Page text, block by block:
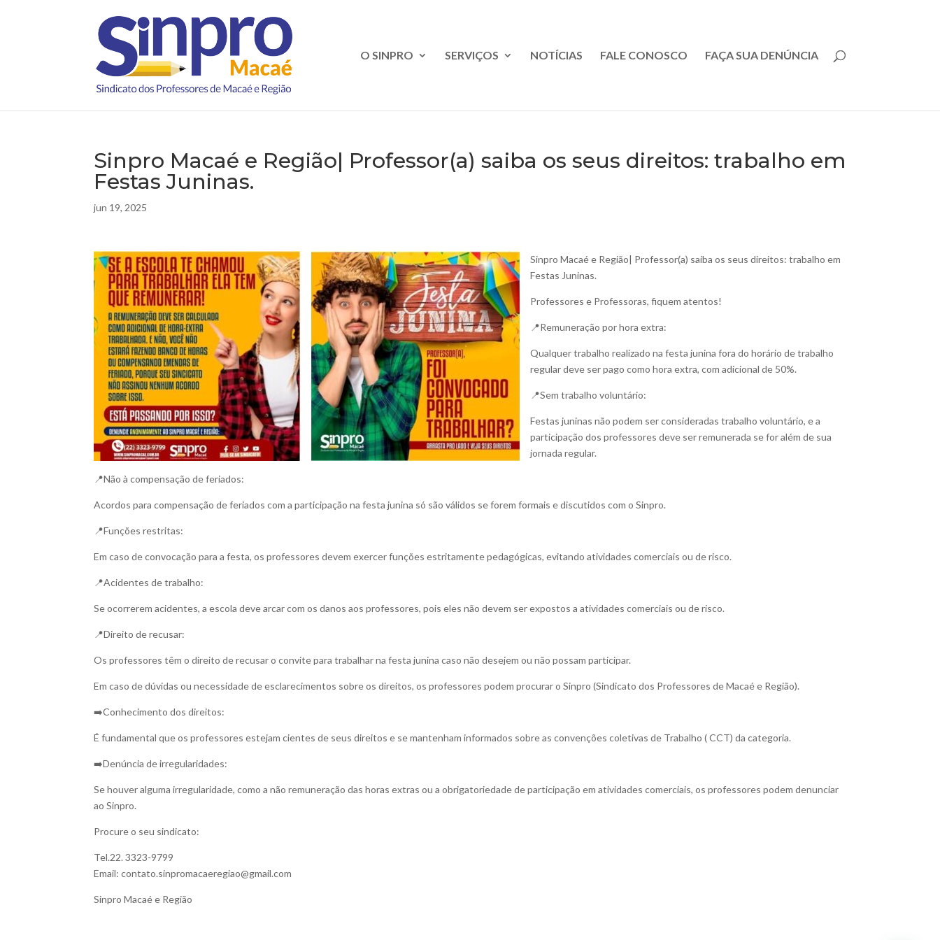
O SINPRO SERVIÇOS NOTÍCIAS FALE CONOSCO FAÇA SUA DENÚNCIA
Sinpro Macaé e Região| Professor(a) saiba os seus direitos: trabalho em
Festas Juninas.
jun 19, 2025
Sinpro Macaé e Região| Professor(a) saiba os seus direitos: trabalho em
Festas Juninas.
Professores e Professoras, fiquem atentos!
📍Remuneração por hora extra:
Qualquer trabalho realizado na festa junina fora do horário de trabalho
regular deve ser pago como hora extra, com adicional de 50%.
📍Sem trabalho voluntário:
Festas juninas não podem ser consideradas trabalho voluntário, e a
participação dos professores deve ser remunerada se for além de sua
jornada regular.
📍Não à compensação de feriados:
Acordos para compensação de feriados com a participação na festa junina só são válidos se forem formais e discutidos com o Sinpro.
📍Funções restritas:
Em caso de convocação para a festa, os professores devem exercer funções estritamente pedagógicas, evitando atividades comerciais ou de risco.
📍Acidentes de trabalho:
Se ocorrerem acidentes, a escola deve arcar com os danos aos professores, pois eles não devem ser expostos a atividades comerciais ou de risco.
📍Direito de recusar:
Os professores têm o direito de recusar o convite para trabalhar na festa junina caso não desejem ou não possam participar.
Em caso de dúvidas ou necessidade de esclarecimentos sobre os direitos, os professores podem procurar o Sinpro (Sindicato dos Professores de Macaé e Região).
➡️Conhecimento dos direitos:
É fundamental que os professores estejam cientes de seus direitos e se mantenham informados sobre as convenções coletivas de Trabalho ( CCT) da categoria.
➡️Denúncia de irregularidades:
Se houver alguma irregularidade, como a não remuneração das horas extras ou a obrigatoriedade de participação em atividades comerciais, os professores podem denunciar
ao Sinpro.
Procure o seu sindicato:
Tel.22. 3323-9799
Email:contato.sinpromacaeregiao@gmail.com
Sinpro Macaé e Região